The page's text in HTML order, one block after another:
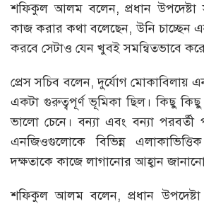
শফিকুল আলম বলেন, প্রধান উপদেষ্টা
কাজ করার কথা বলেছেন, উনি চাচ্ছেন
করবে সেটাও যেন খুবই সমন্বিতভাবে
প্রেস সচিব বলেন, দুর্যোগ
একটা গুরুত্বপূর্ণ ভূমিকা ছিল। কিছু
ভালো চেনে। বন্যা এবং বন্যা পরবর্তী
এনজিওগুলোকে বিভিন্ন
দক্ষতাকে কাজে লাগানোর আহ্বান
শফিকুল আলম বলেন, প্রধান